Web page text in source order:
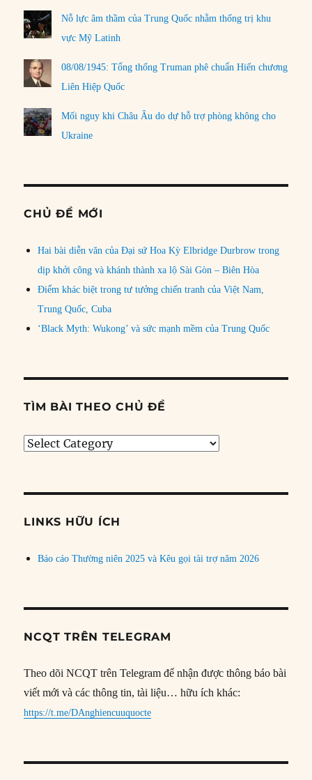
Nỗ lực âm thầm của Trung Quốc nhằm thống trị khu
vực Mỹ Latinh
08/08/1945: Tổng thống Truman phê chuẩn Hiến chương
Liên Hiệp Quốc
Mối nguy khi Châu Âu do dự hỗ trợ phòng không cho
Ukraine
CHỦ ĐỀ MỚI
Hai bài diễn văn của Đại sứ Hoa Kỳ Elbridge Durbrow trong
dịp khởi công và khánh thành xa lộ Sài Gòn – Biên Hòa
Điểm khác biệt trong tư tưởng chiến tranh của Việt Nam,
Trung Quốc, Cuba
‘Black Myth: Wukong’ và sức mạnh mềm của Trung Quốc
TÌM BÀI THEO CHỦ ĐỀ
Tìm
đề
LINKS HỮU ÍCH
Báo cáo Thường niên 2025 và Kêu gọi tài trợ năm 2026
NCQT TRÊN TELEGRAM
Theo dõi NCQT trên Telegram để nhận được thông báo bài
viết mới và các thông tin, tài liệu… hữu ích khác:
https://t.me/DAnghiencuuquocte